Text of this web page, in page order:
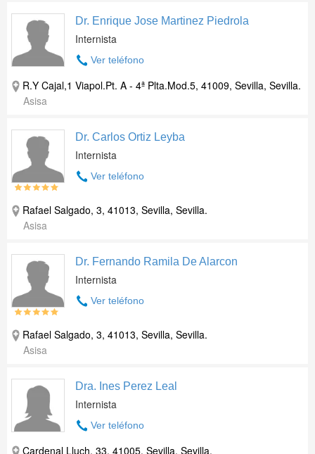
Dr. Enrique Jose Martinez Piedrola
Internista
Ver teléfono
R.Y Cajal,1 Viapol.Pt. A - 4ª Plta.Mod.5, 41009, Sevilla, Sevilla.
Asisa
Dr. Carlos Ortiz Leyba
Internista
Ver teléfono
Rafael Salgado, 3, 41013, Sevilla, Sevilla.
Asisa
Dr. Fernando Ramila De Alarcon
Internista
Ver teléfono
Rafael Salgado, 3, 41013, Sevilla, Sevilla.
Asisa
Dra. Ines Perez Leal
Internista
Ver teléfono
Cardenal Lluch, 33, 41005, Sevilla, Sevilla.